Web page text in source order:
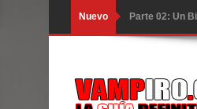
Nuevo Parte 02: Un
Parte 01: Una
Parte 03: